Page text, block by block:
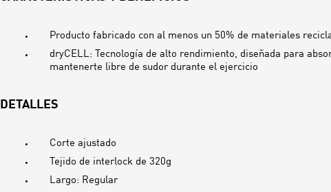
Producto fabricado con al menos un 50% de materiales
dryCELL: Tecnología de alto rendimiento, diseñada para
mantenerte libre de sudor durante el ejercicio
DETALLES
Corte ajustado
Tejido de interlock de 320g
Largo: Regular